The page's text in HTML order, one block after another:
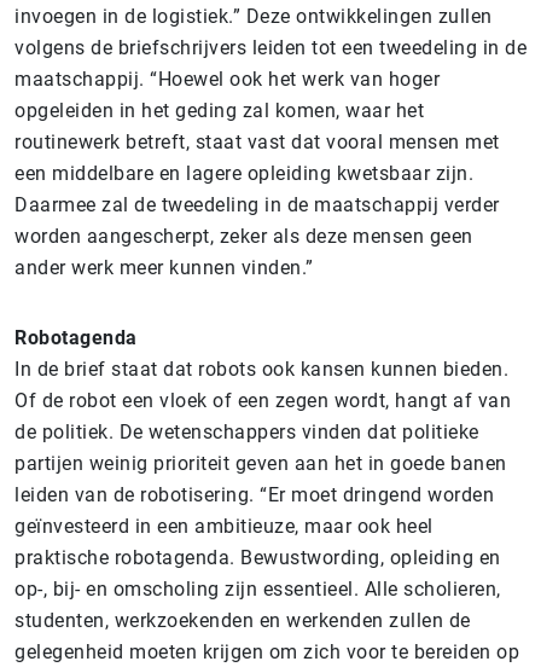
invoegen in de logistiek.” Deze ontwikkelingen zullen
volgens de briefschrijvers leiden tot een tweedeling in de
maatschappij. “Hoewel ook het werk van hoger
opgeleiden in het geding zal komen, waar het
routinewerk betreft, staat vast dat vooral mensen met
een middelbare en lagere opleiding kwetsbaar zijn.
Daarmee zal de tweedeling in de maatschappij verder
worden aangescherpt, zeker als deze mensen geen
ander werk meer kunnen vinden.”
Robotagenda
In de brief staat dat robots ook kansen kunnen bieden.
Of de robot een vloek of een zegen wordt, hangt af van
de politiek. De wetenschappers vinden dat politieke
partijen weinig prioriteit geven aan het in goede banen
leiden van de robotisering. “Er moet dringend worden
geïnvesteerd in een ambitieuze, maar ook heel
praktische robotagenda. Bewustwording, opleiding en
op-, bij- en omscholing zijn essentieel. Alle scholieren,
studenten, werkzoekenden en werkenden zullen de
gelegenheid moeten krijgen om zich voor te bereiden op